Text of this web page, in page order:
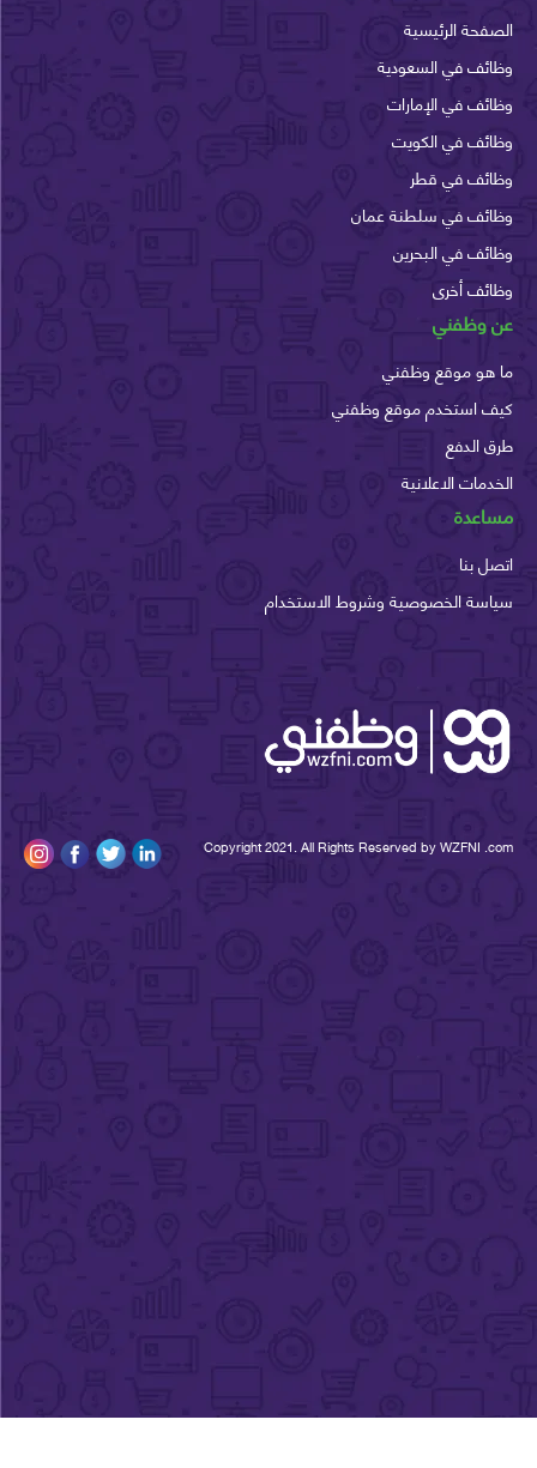
الرئيسية
في السعودية
في الإمارات
في الكويت
في قطر
في سلطنة عمان
في البحرين
أخرى
موقع وظفني
استخدم موقع وظفني
الاعلانية
بنا
الخصوصية وشروط الاستخدام
Copyright 2021. All Rights Reserved by WZFNI